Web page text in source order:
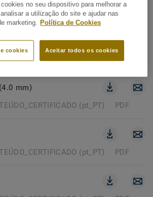
Remover filtros
mm)
(pt_PT)
PDF
(pt_PT)
PDF
no seu dispositivo para melhorar a
a utilização do site e ajudar nas
marketing.
Política de Cookies
Aceitar todos os cookies
cookies